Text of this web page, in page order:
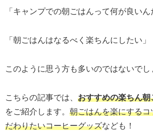
「キャンプでの朝ごはんって何が良いん
「朝ごはんはなるべく楽ちんにしたい」
このように思う方も多いのではないでし
こちらの記事では、 おすすめの楽ちん
をご紹介します。 朝ごはんを楽にする
だわりたいコーヒーグッズなども！